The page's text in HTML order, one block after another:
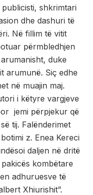
shkrimtari
dhe dashuri të
Në fillim të vitit
përmbledhjen
duke
arumunë. Siç edhe
në muajin maj.
i këtyre vargjeve
jemi përpjekur që
tij. Falënderimet
z. Enea Kereci
daljen në dritë
kombëtare
adhuruesve të
Xhiurishit”.